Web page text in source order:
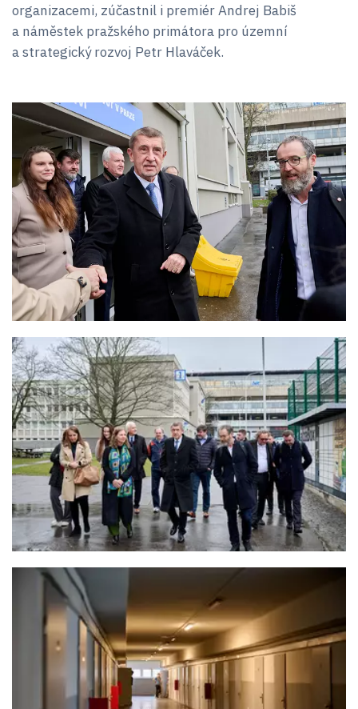
organizacemi, zúčastnil i premiér Andrej Babiš
a náměstek pražského primátora pro územní
a strategický rozvoj Petr Hlaváček.